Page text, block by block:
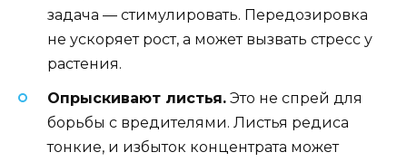
задача — стимулировать. Передозировка
не ускоряет рост, а может вызвать стресс у
растения.
Опрыскивают листья. Это не спрей для
борьбы с вредителями. Листья редиса
тонкие, и избыток концентрата может